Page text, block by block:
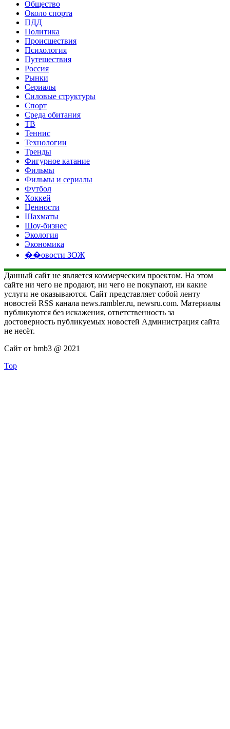
Общество
Около спорта
ПДД
Политика
Происшествия
Психология
Путешествия
Россия
Рынки
Сериалы
Силовые структуры
Спорт
Среда обитания
ТВ
Теннис
Технологии
Тренды
Фигурное катание
Фильмы
Фильмы и сериалы
Футбол
Хоккей
Ценности
Шахматы
Шоу-бизнес
Экология
Экономика
��овости ЗОЖ
Данный сайт не является коммерческим проектом. На этом
сайте ни чего не продают, ни чего не покупают, ни какие
услуги не оказываются. Сайт представляет собой ленту
новостей RSS канала news.rambler.ru, newsru.com. Материалы
публикуются без искажения, ответственность за
достоверность публикуемых новостей Администрация сайта
не несёт.
Сайт от bmb3 @ 2021
Top